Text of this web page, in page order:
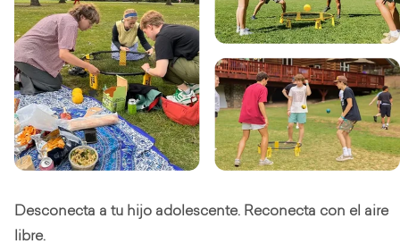
Desconecta a tu hijo adolescente. Reconecta con el aire
libre.